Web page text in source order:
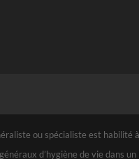
ou spécialiste est habilité
d’hygiène de vie dans